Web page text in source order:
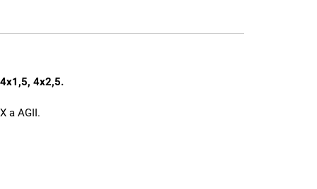
4x2,5.
a AGII.